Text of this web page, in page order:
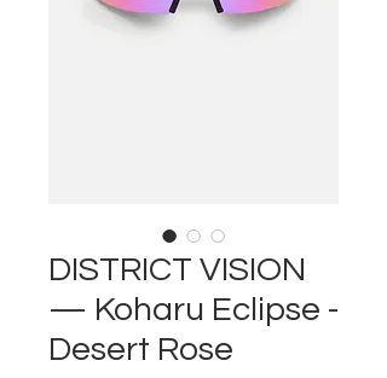
DISTRICT VISION
— Koharu Eclipse -
Desert Rose